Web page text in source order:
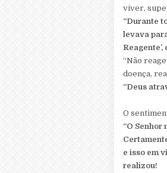
viver,
“Durante
levava
“Não
doença,
“Deus
O
“O
e isso em
realizou!